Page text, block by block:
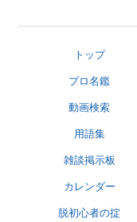
トップ
プロ名鑑
動画検索
用語集
雑談掲示板
カレンダー
脱初心者の掟